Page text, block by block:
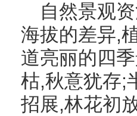
自然景观
海拔的差异,
道亮丽的四
枯,秋意犹存;
招展,林花初